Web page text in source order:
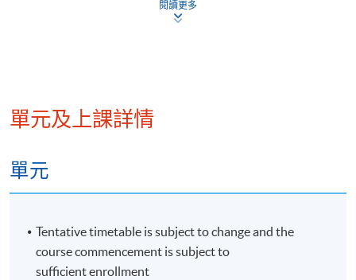
3. 資金流向分析
貨幣政策及利率變化啟示
近期匯兌走勢：美元走勢、歐元走勢、英鎊走勢、日
閱讀更多
單元及上課詳情
單元
Tentative timetable is subject to change and the
course commencement is subject to
sufficient enrollment